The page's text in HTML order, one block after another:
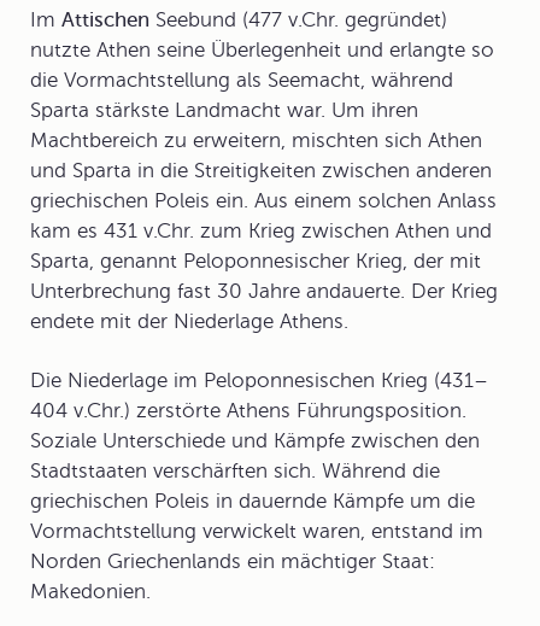
Im Attischen Seebund (477 v.Chr. gegründet)
nutzte Athen seine Überlegenheit und erlangte so
die Vormachtstellung als Seemacht, während
Sparta stärkste Landmacht war. Um ihren
Machtbereich zu erweitern, mischten sich Athen
und Sparta in die Streitigkeiten zwischen anderen
griechischen Poleis ein. Aus einem solchen Anlass
kam es 431 v.Chr. zum Krieg zwischen Athen und
Sparta, genannt Peloponnesischer Krieg, der mit
Unterbrechung fast 30 Jahre andauerte. Der Krieg
endete mit der Niederlage Athens.
Die Niederlage im Peloponnesischen Krieg (431–
404 v.Chr.) zerstörte Athens Führungsposition.
Soziale Unterschiede und Kämpfe zwischen den
Stadtstaaten verschärften sich. Während die
griechischen Poleis in dauernde Kämpfe um die
Vormachtstellung verwickelt waren, entstand im
Norden Griechenlands ein mächtiger Staat:
Makedonien.